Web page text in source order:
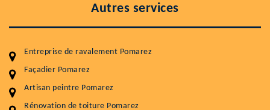
Autres services
Entreprise de ravalement Pomarez
Façadier Pomarez
Artisan peintre Pomarez
Rénovation de toiture Pomarez
Entretenir votre toiture, c'est préserver sa